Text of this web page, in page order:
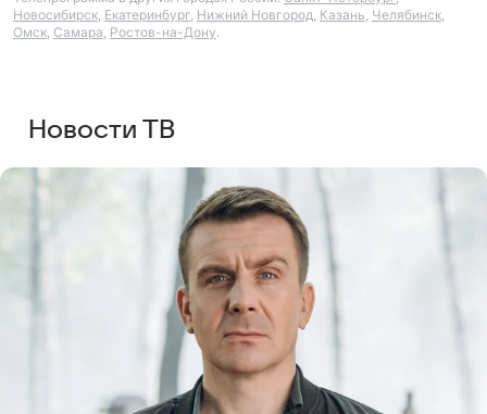
Новосибирск, Екатеринбург, Нижний Новгород, Казань, Челябинск,
Омск, Самара, Ростов-на-Дону.
Новости ТВ